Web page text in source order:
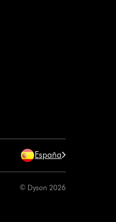
España
© Dyson 2026